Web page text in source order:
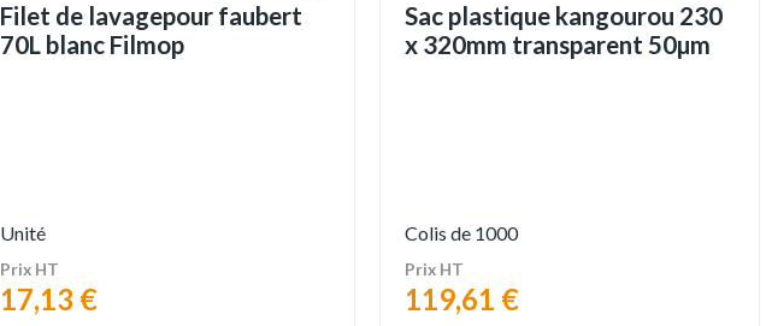
Filet de lavagepour faubert
70L blanc Filmop
Unité
Prix HT
17,13 €
Sac plastique kangourou 230
x 320mm transparent 50µm
Colis de 1000
Prix HT
119,61 €